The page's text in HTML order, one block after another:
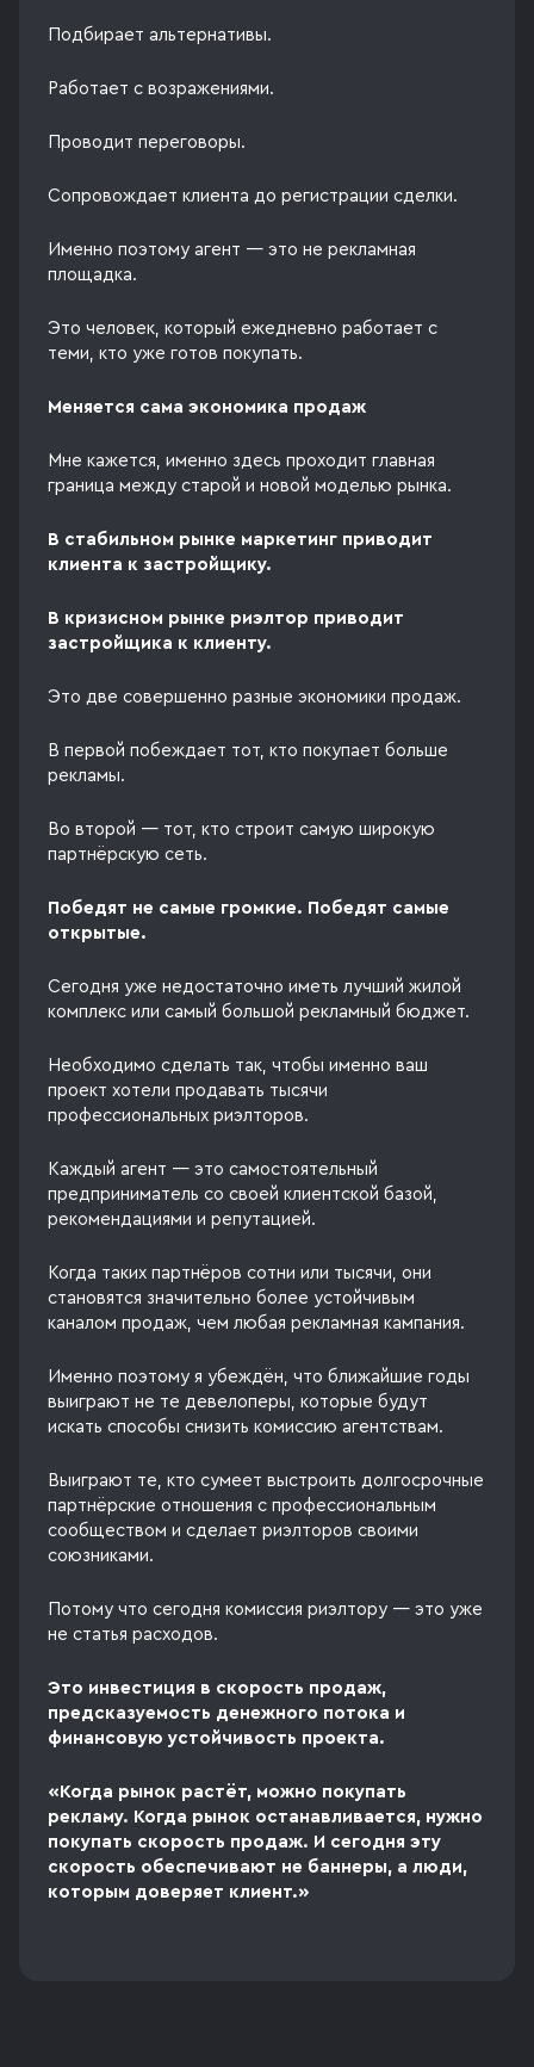
Подбирает альтернативы.
Работает с возражениями.
Проводит переговоры.
Сопровождает клиента до регистрации сделки.
Именно поэтому агент — это не рекламная
площадка.
Это человек, который ежедневно работает с
теми, кто уже готов покупать.
Меняется сама экономика продаж
Мне кажется, именно здесь проходит главная
граница между старой и новой моделью рынка.
В стабильном рынке маркетинг приводит
клиента к застройщику.
В кризисном рынке риэлтор приводит
застройщика к клиенту.
Это две совершенно разные экономики продаж.
В первой побеждает тот, кто покупает больше
рекламы.
Во второй — тот, кто строит самую широкую
партнёрскую сеть.
Победят не самые громкие. Победят самые
открытые.
Сегодня уже недостаточно иметь лучший жилой
комплекс или самый большой рекламный бюджет.
Необходимо сделать так, чтобы именно ваш
проект хотели продавать тысячи
профессиональных риэлторов.
Каждый агент — это самостоятельный
предприниматель со своей клиентской базой,
рекомендациями и репутацией.
Когда таких партнёров сотни или тысячи, они
становятся значительно более устойчивым
каналом продаж, чем любая рекламная кампания.
Именно поэтому я убеждён, что ближайшие годы
выиграют не те девелоперы, которые будут
искать способы снизить комиссию агентствам.
Выиграют те, кто сумеет выстроить долгосрочные
партнёрские отношения с профессиональным
сообществом и сделает риэлторов своими
союзниками.
Потому что сегодня комиссия риэлтору — это уже
не статья расходов.
Это инвестиция в скорость продаж,
предсказуемость денежного потока и
финансовую устойчивость проекта.
«Когда рынок растёт, можно покупать
рекламу. Когда рынок останавливается, нужно
покупать скорость продаж. И сегодня эту
скорость обеспечивают не баннеры, а люди,
которым доверяет клиент.»